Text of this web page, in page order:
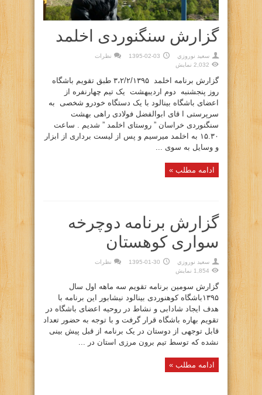
گزارش سنگنوردی اخلمد
سعيد نوروزي 1395-02-03
نظرات
2,032 نمایش
گزارش برنامه اخلمد ۳،۲/۲/۱۳۹۵ طبق تقویم باشگاه
روز پنجشنبه دوم اردیبهشت یک تیم چهارنفره از
اعضای باشگاه بینالود با یک دستگاه خودرو شخصی به
سرپرستی ا قای ابوالفضل فولادی راهی بهشت
سنگنوردی خراسان ” روستای اخلمد ” شدیم . ساعت
۱۵.۳۰ به اخلمد میرسیم و پس از لیست برداری از ابزار
و وسایل به سوی ...
ادامه مطلب »
گزارش برنامه دوچرخه
سواری کوهستان
سعيد نوروزي 1395-01-30
نظرات
1,854 نمایش
گزارش سومین برنامه تقویم سه ماهه اول سال
۱۳۹۵باشگاه کوهنوردی بینالود نیشابور این برنامه با
هدف ایجاد شادابی و نشاط در روحیه اعضای باشگاه در
تقویم بهاره باشگاه قرار گرفت و با توجه به حضور تعداد
قابل توجهی از دوستان در یک برنامه از قبل پیش بینی
نشده که توسط تیم برون مرزی استان در ...
ادامه مطلب »